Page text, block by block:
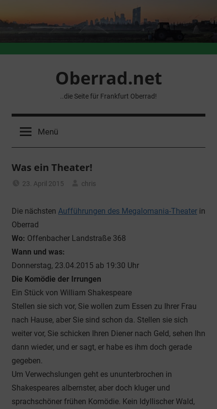
Inhalt
springen
Oberrad.net
..die Seite für Frankfurt Oberrad!
Menü
Was ein Theater!
23. April 2015
chris
Die nächsten Aufführungen des Megalomania-Theater in
Oberrad
Wo: Offenbacher Landstraße 368
Wann und was:
Donnerstag, 23.04.2015 ab 19:30 Uhr
Die Komödie der Irrungen
Ein Stück von William Shakespeare
Stellen sie sich vor, Sie wollen zum Essen zu Ihrer Frau
nach Hause, aber Sie sind schon da. Stellen sie sich
weiter vor, Sie schicken Ihren Diener nach Geld, sehen Ihn
dann wieder, und er sagt, er habe es ihm doch gerade
gegeben.
Um Verwechslungen geht es ununterbrochen in
Shakespeares albernster, aber doch kluger und
sprachschöner frühen Komödie. Kein Idyllischer Wald,